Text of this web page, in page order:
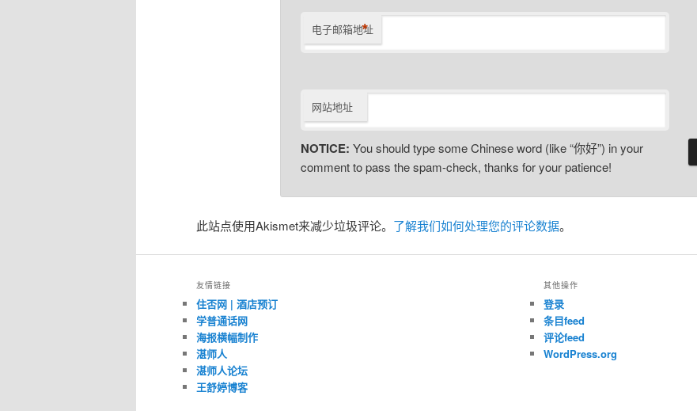
电子邮箱地址
*
网站地址
NOTICE: You should type some Chinese word (like “你好”) in your
comment to pass the spam-check, thanks for your patience!
此站点使用Akismet来减少垃圾评论。 了解我们如何处理您的评论数据。
友情链接
住否网 | 酒店预订
学普通话网
海报横幅制作
湛师人
湛师人论坛
王舒婷博客
其他操作
登录
条目feed
评论feed
WordPress.org